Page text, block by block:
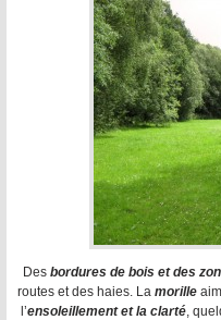
Des bordures de bois et des
routes et des haies. La morille
l’ensoleillement et la clarté,